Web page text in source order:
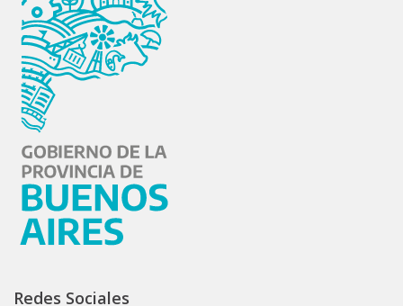
Redes Sociales